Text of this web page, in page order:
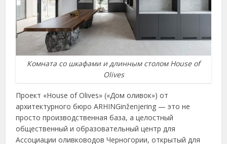
Комната со шкафами и длинным столом House of
Olives
Проект «House of Olives» («Дом оливок») от
архитектурного бюро ARHINGinženjering — это не
просто производственная база, а целостный
общественный и образовательный центр для
Ассоциации оливководов Черногории, открытый для